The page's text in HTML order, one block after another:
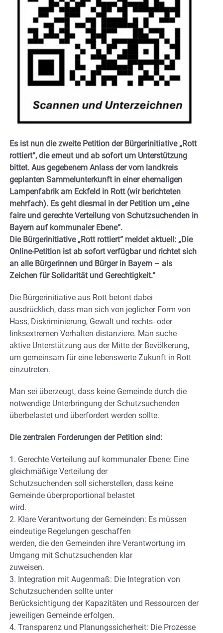
Es ist nun die zweite Petition der Bürgerinitiative „Rott
rottiert“, die erneut und ab sofort um Unterstützung
bittet. Aus gegebenem Anlass der vom landkreis
geplanten Sammelunterkunft in einer ehemaligen
Lampenfabrik am Eckfeld in Rott (wir berichteten
mehrfach). Es geht diesmal in der Petition um „eine
faire und gerechte Verteilung von Schutzsuchenden in
Bayern auf kommunaler Ebene“.
Die Bürgerinitiative „Rott rottiert“ meldet aktuell: „Die
Online-Petition ist ab sofort verfügbar und richtet sich
an alle Bürgerinnen und Bürger in Bayern – als
Zeichen für Solidarität und Gerechtigkeit.“
Die Bürgerinitiative aus Rott betont dabei
ausdrücklich, dass man sich von jeglicher Form von
Hass, Diskriminierung, Gewalt und rechts- oder
linksextremen Verhalten distanziere. Man suche
aktive Unterstützung aus der Mitte der Bevölkerung,
um gemeinsam für eine lebenswerte Zukunft in Rott
einzutreten.
Man sei überzeugt, dass keine Gemeinde durch die
notwendige Unterbringung der Schutzsuchenden
überbelastet und überfordert werden sollte.
Die zentralen Forderungen der Petition sind:
1. Gerechte Verteilung auf kommunaler Ebene: Eine
gleichmäßige Verteilung der
Schutzsuchenden soll sicherstellen, dass keine
Gemeinde überproportional belastet
wird.
2. Klare Verantwortung der Gemeinden: Es müssen
eindeutige Regelungen geschaffen
werden, die den Gemeinden ihre Verantwortung im
Umgang mit Schutzsuchenden klar
zuweisen.
3. Integration mit Augenmaß: Die Integration von
Schutzsuchenden sollte unter
Berücksichtigung der Kapazitäten und Ressourcen der
jeweiligen Gemeinde erfolgen.
4. Transparenz und Planungssicherheit: Die Prozesse